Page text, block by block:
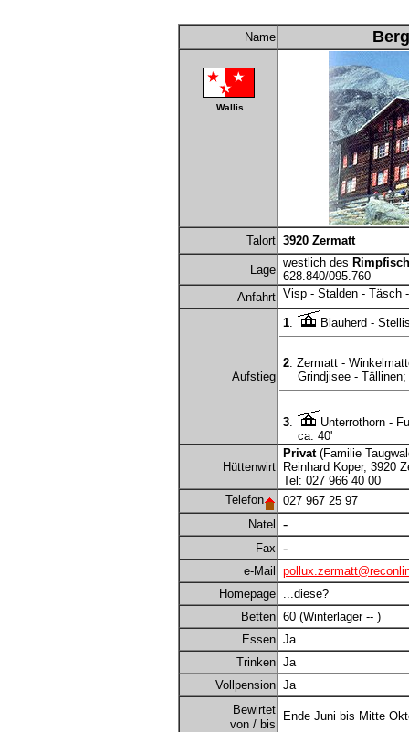
Name
Wallis
Talort 3920 Zermatt
Lage
westlich des
628.840/095.760
Anfahrt Visp - Stalden - Täsch
Aufstieg
1. Blauherd -
2. Zermatt -
Grindjisee - Tällinen;
3.
Unterrothorn -
ca. 40'
Hüttenwirt
Privat (Familie
Reinhard Koper, 3920
Tel: 027 966 40 00
Telefon
027 967 25 97
Natel
-
Fax -
e-Mail
Homepage ...diese?
Betten 60 (Winterlager -- )
Essen Ja
Trinken Ja
Vollpension Ja
Bewirtet
von / bis
Ende Juni bis Mitte